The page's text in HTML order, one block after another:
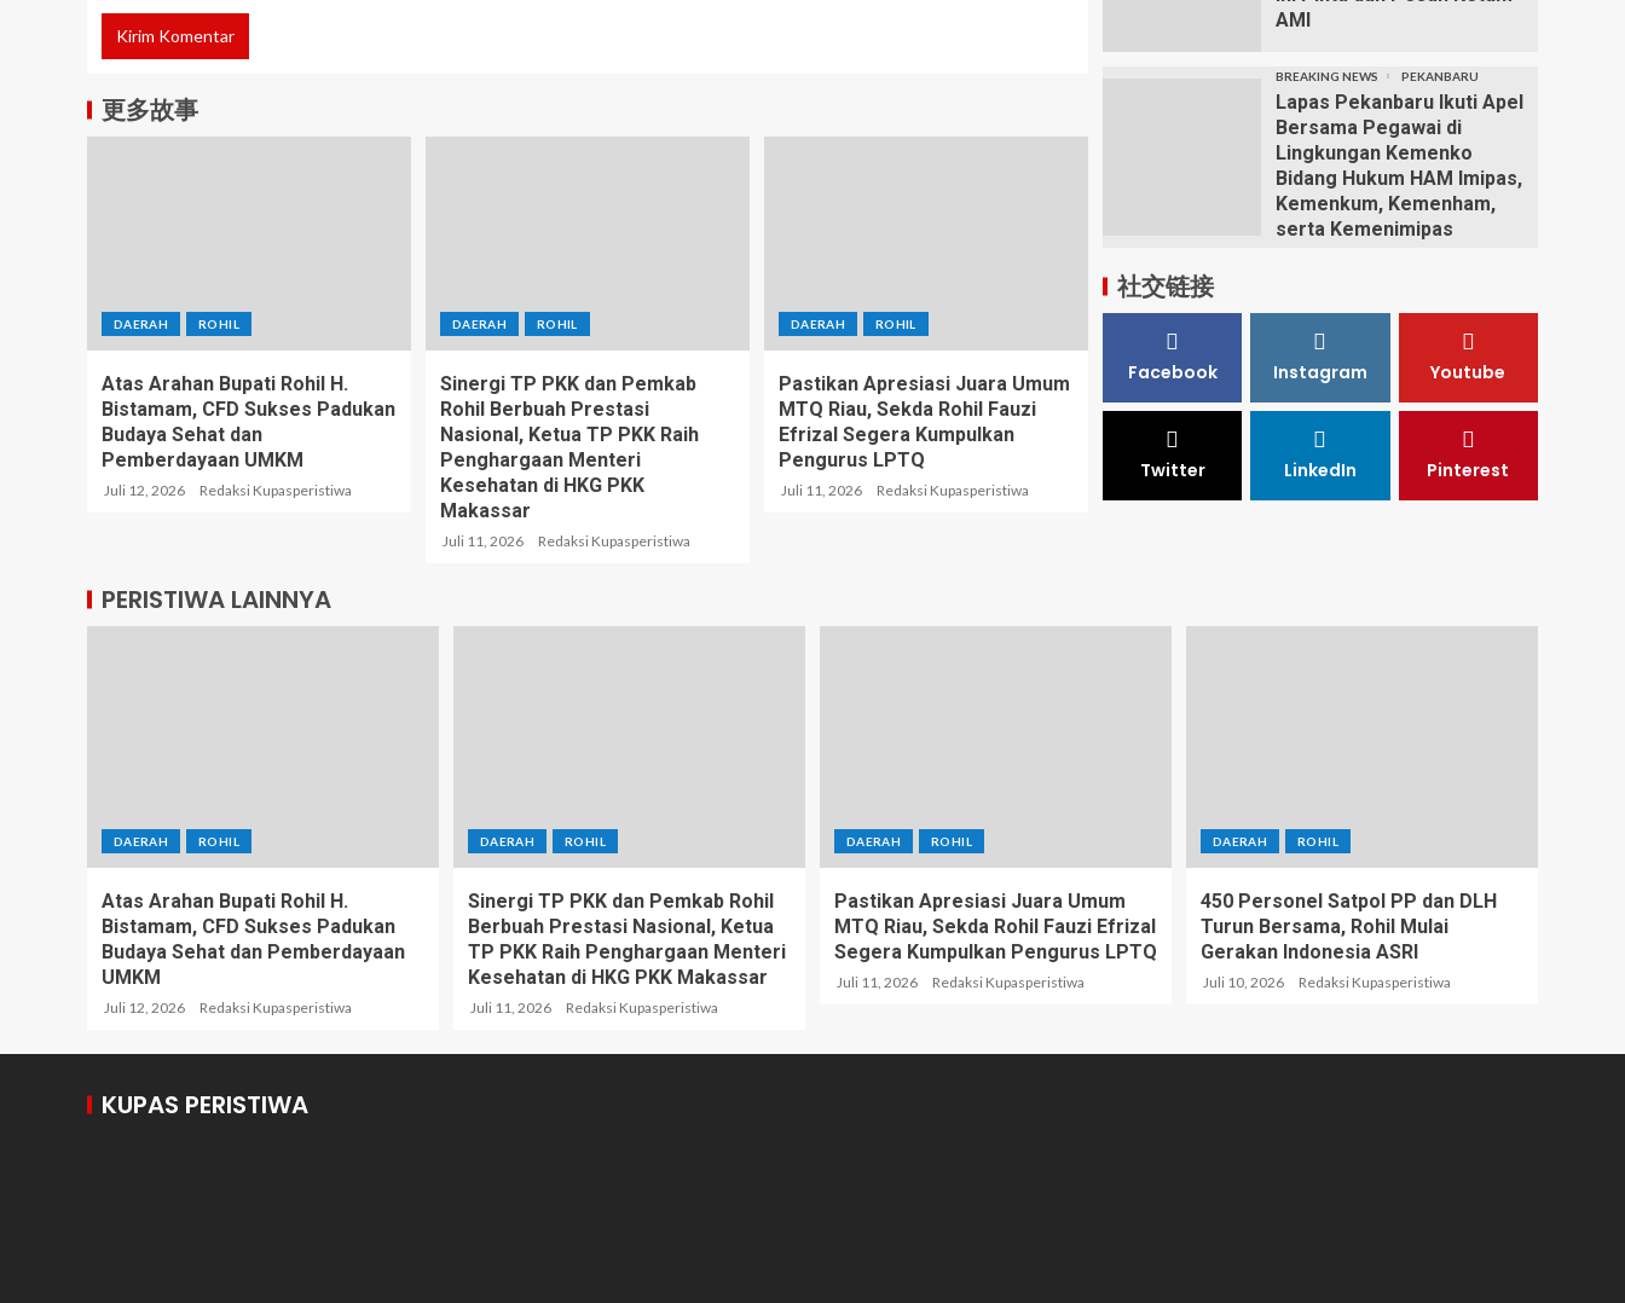
更多故事
DAERAH ROHIL
Atas Arahan Bupati Rohil H.
Bistamam, CFD Sukses Padukan
Budaya Sehat dan
Pemberdayaan UMKM
Juli 12, 2026 Redaksi Kupasperistiwa
DAERAH ROHIL
Sinergi TP PKK dan Pemkab
Rohil Berbuah Prestasi
Nasional, Ketua TP PKK Raih
Penghargaan Menteri
Kesehatan di HKG PKK
Makassar
Juli 11, 2026 Redaksi Kupasperistiwa
DAERAH ROHIL
Pastikan Apresiasi Juara Umum
MTQ Riau, Sekda Rohil Fauzi
Efrizal Segera Kumpulkan
Pengurus LPTQ
Juli 11, 2026 Redaksi Kupasperistiwa
AMI
BREAKING NEWS PEKANBARU
Lapas Pekanbaru Ikuti Apel
Bersama Pegawai di
Lingkungan Kemenko
Bidang Hukum HAM Imipas,
Kemenkum, Kemenham,
serta Kemenimipas
社交链接
Facebook Instagram Youtube
Twitter LinkedIn Pinterest
PERISTIWA LAINNYA
DAERAH ROHIL
Atas Arahan Bupati Rohil H.
Bistamam, CFD Sukses Padukan
Budaya Sehat dan Pemberdayaan
UMKM
Juli 12, 2026 Redaksi Kupasperistiwa
DAERAH ROHIL
Sinergi TP PKK dan Pemkab Rohil
Berbuah Prestasi Nasional, Ketua
TP PKK Raih Penghargaan Menteri
Kesehatan di HKG PKK Makassar
Juli 11, 2026 Redaksi Kupasperistiwa
DAERAH ROHIL
Pastikan Apresiasi Juara Umum
MTQ Riau, Sekda Rohil Fauzi Efrizal
Segera Kumpulkan Pengurus LPTQ
Juli 11, 2026 Redaksi Kupasperistiwa
DAERAH ROHIL
450 Personel Satpol PP dan DLH
Turun Bersama, Rohil Mulai
Gerakan Indonesia ASRI
Juli 10, 2026 Redaksi Kupasperistiwa
KUPAS PERISTIWA